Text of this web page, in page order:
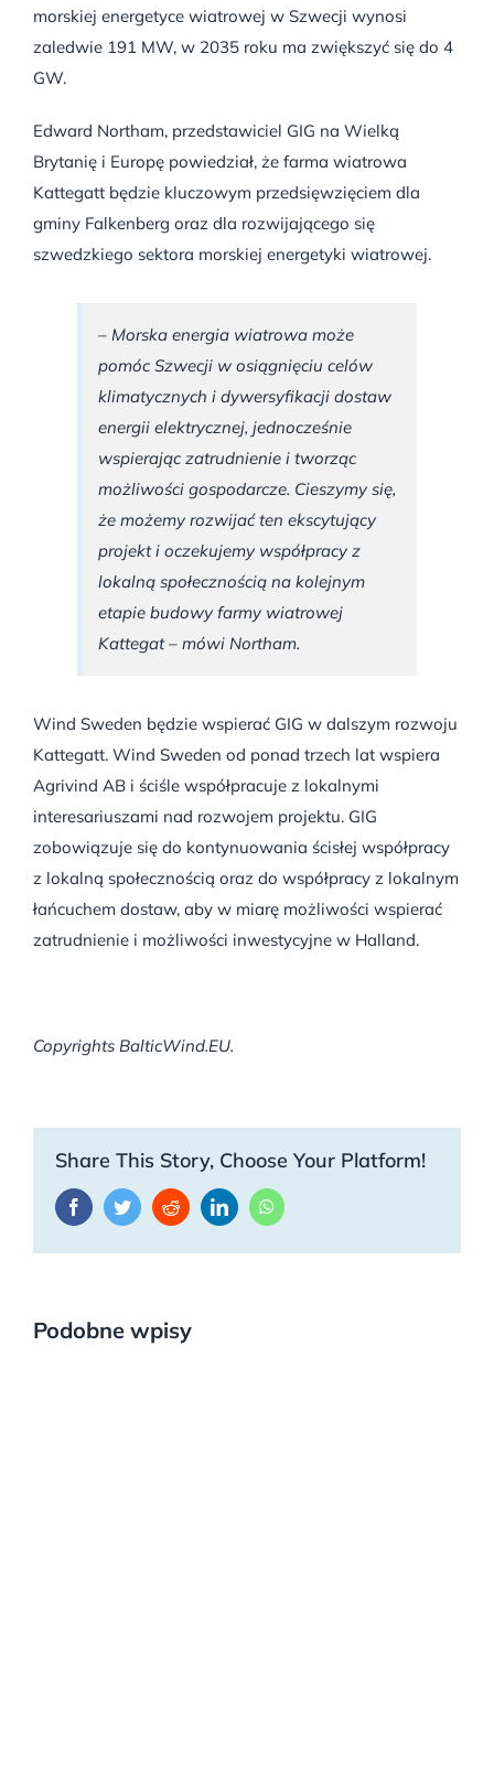
morskiej energetyce wiatrowej w Szwecji wynosi
zaledwie 191 MW, w 2035 roku ma zwiększyć się do 4
GW.
Edward Northam, przedstawiciel GIG na Wielką
Brytanię i Europę powiedział, że farma wiatrowa
Kattegatt będzie kluczowym przedsięwzięciem dla
gminy Falkenberg oraz dla rozwijającego się
szwedzkiego sektora morskiej energetyki wiatrowej.
– Morska energia wiatrowa może
pomóc Szwecji w osiągnięciu celów
klimatycznych i dywersyfikacji dostaw
energii elektrycznej, jednocześnie
wspierając zatrudnienie i tworząc
możliwości gospodarcze. Cieszymy się,
że możemy rozwijać ten ekscytujący
projekt i oczekujemy współpracy z
lokalną społecznością na kolejnym
etapie budowy farmy wiatrowej
Kattegat – mówi Northam.
Wind Sweden będzie wspierać GIG w dalszym rozwoju
Kattegatt. Wind Sweden od ponad trzech lat wspiera
Agrivind AB i ściśle współpracuje z lokalnymi
interesariuszami nad rozwojem projektu. GIG
zobowiązuje się do kontynuowania ścisłej współpracy
z lokalną społecznością oraz do współpracy z lokalnym
łańcuchem dostaw, aby w miarę możliwości wspierać
zatrudnienie i możliwości inwestycyjne w Halland.
Copyrights BalticWind.EU.
Share This Story, Choose Your Platform!
FacebookTwitterRedditLinkedInWhatsApp
Podobne wpisy